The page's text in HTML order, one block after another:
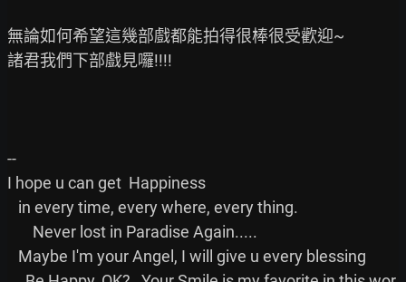
無論如何希望這幾部戲都能拍得很棒很受歡迎~
諸君我們下部戲見囉!!!!
--
I hope u can get  Happiness